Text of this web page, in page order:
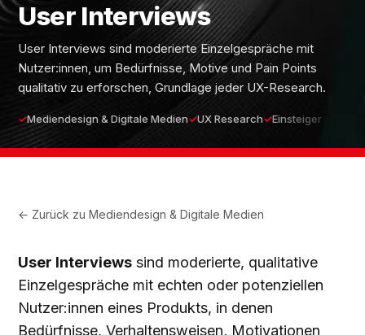
User Interviews
User Interviews sind moderierte Einzelgespräche mit
Nutzer:innen, um Bedürfnisse, Motive und Pain Points
qualitativ zu erforschen, Grundlage jeder UX-Research.
Mediendesign & Digitale Medien UX Research Einsteiger
← Zurück zuMediendesign & Digitale Medien
User Interviews sind moderierte, qualitative
Einzelgespräche mit echten oder potenziellen
Nutzer:innen eines Produkts, in denen
Bedürfnisse, Verhaltensweisen, Motivationen